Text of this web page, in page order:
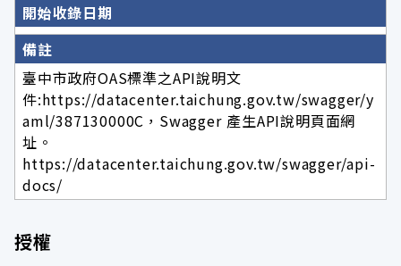
開始收錄日期
備註
臺中市政府OAS標準之API說明文
件:https://datacenter.taichung.gov.tw/swagger/y
aml/387130000C，Swagger 產生API說明頁面網
址。
https://datacenter.taichung.gov.tw/swagger/api-
docs/
授權